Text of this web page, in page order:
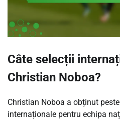
Câte selecții
Christian Noboa?
Christian Noboa a obținut
internaționale pentru echipa